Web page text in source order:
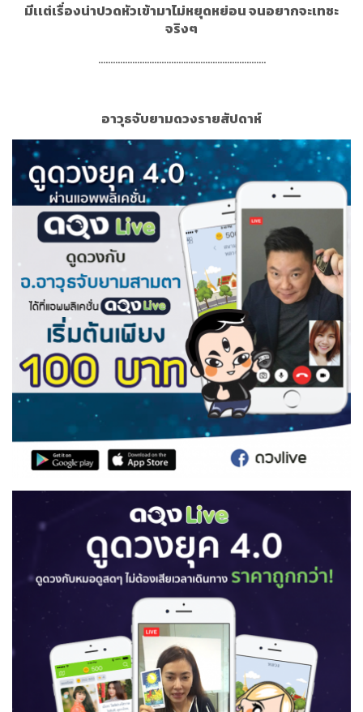
มีเเต่เรื่องน่าปวดหัวเข้ามาไม่หยุดหย่อน จนอยากจะเทซะ
จริงๆ
.....................................................................
อาวุธจับยามดวงรายสัปดาห์